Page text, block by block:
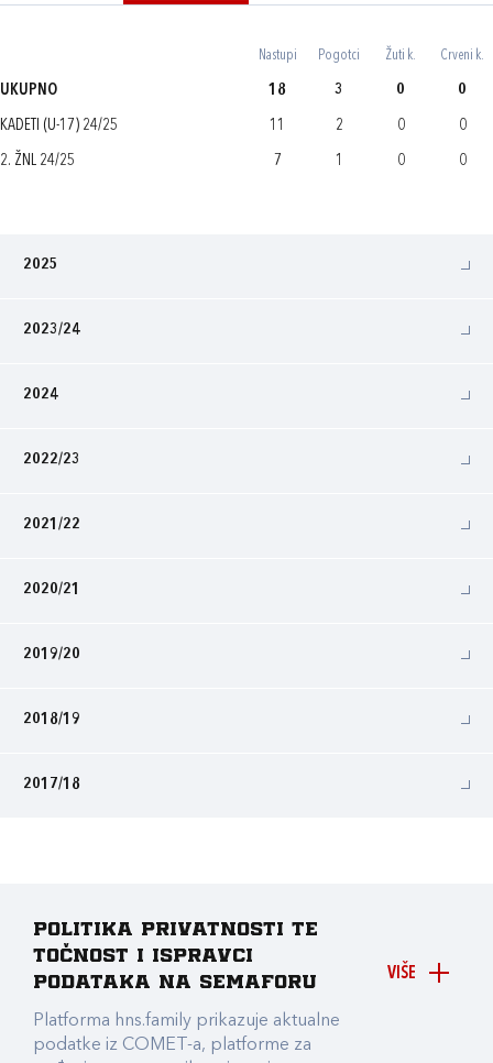
Nastupi Pogotci Žuti k. Crveni k.
UKUPNO 18 3 0 0
KADETI (U-17) 24/25 11 2 0 0
2. ŽNL 24/25 7 1 0 0
2025
2023/24
2024
2022/23
2021/22
2020/21
2019/20
2018/19
2017/18
VIŠE
Politika privatnosti te
točnost i ispravci
podataka na Semaforu
Platforma hns.family prikazuje aktualne
podatke iz COMET-a, platforme za